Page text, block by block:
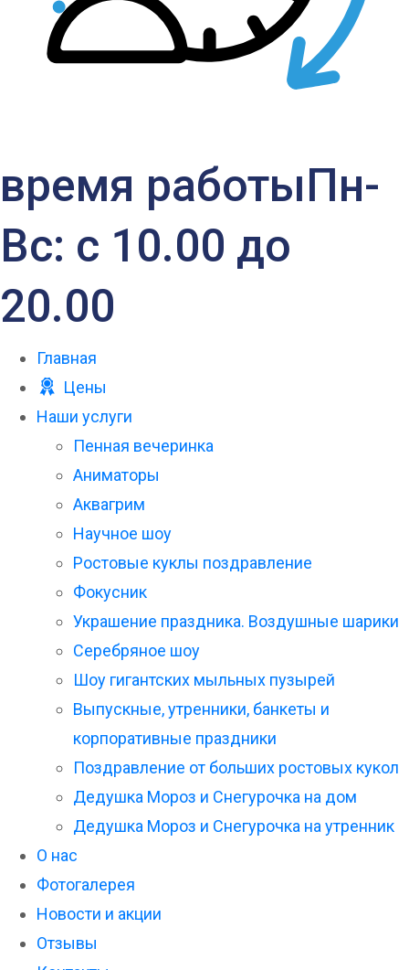
время работыПн-
Вс: с 10.00 до
20.00
Главная
Цены
Наши услуги
Пенная вечеринка
Аниматоры
Аквагрим
Научное шоу
Ростовые куклы поздравление
Фокусник
Украшение праздника. Воздушные шарики
Серебряное шоу
Шоу гигантских мыльных пузырей
Выпускные, утренники, банкеты и
корпоративные праздники
Поздравление от больших ростовых кукол
Дедушка Мороз и Снегурочка на дом
Дедушка Мороз и Снегурочка на утренник
О нас
Фотогалерея
Новости и акции
Отзывы